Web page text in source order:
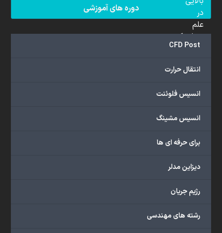
دوره های آموزشی
CFD Post
انتقال حرارت
انسیس فلوئنت
انسیس مشینگ
برای حرفه ای ها
دیزاین مدلر
رژیم جریان
رشته های مهندسی
در
علم
دینامیک
سیالات
(CFD)
هستند.
ما
گسترده‌ای
با
دانشگاهی،
صنعتی